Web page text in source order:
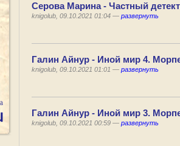
Серова Марина - Частный
knigolub, 09.10.2021 01:04 — развернуть
Галин Айнур - Иной мир 4.
knigolub, 09.10.2021 01:01 — развернуть
Галин Айнур - Иной мир 3.
knigolub, 09.10.2021 00:59 — развернуть